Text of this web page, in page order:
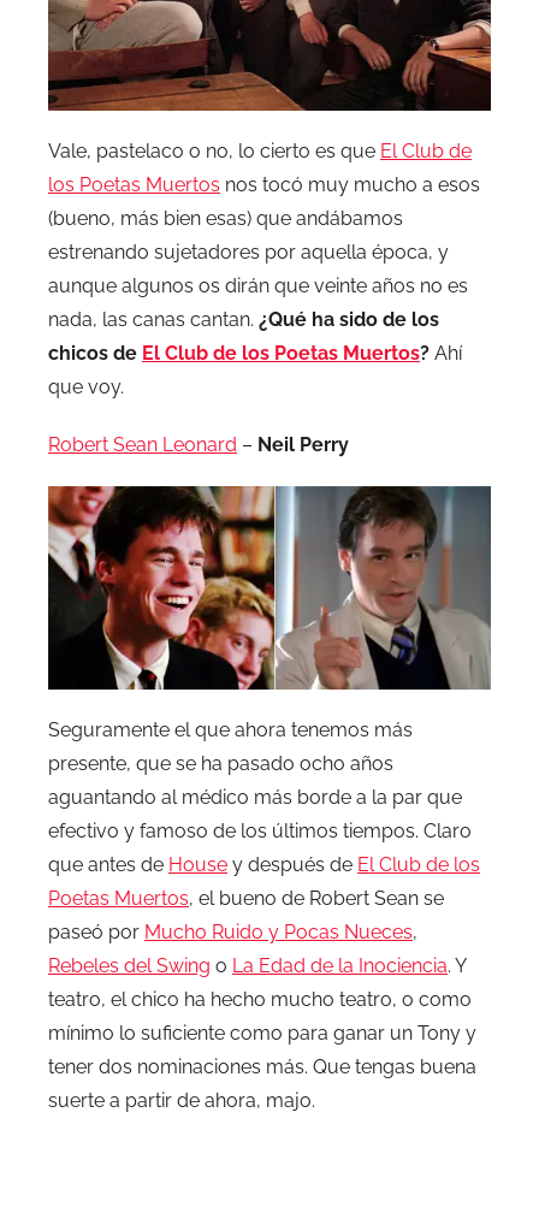
Vale, pastelaco o no, lo cierto es que El Club de
los Poetas Muertos nos tocó muy mucho a esos
(bueno, más bien esas) que andábamos
estrenando sujetadores por aquella época, y
aunque algunos os dirán que veinte años no es
nada, las canas cantan. ¿Qué ha sido de los
chicos de El Club de los Poetas Muertos? Ahí
que voy.
Robert Sean Leonard – Neil Perry
Seguramente el que ahora tenemos más
presente, que se ha pasado ocho años
aguantando al médico más borde a la par que
efectivo y famoso de los últimos tiempos. Claro
que antes de House y después de El Club de los
Poetas Muertos, el bueno de Robert Sean se
paseó por Mucho Ruido y Pocas Nueces,
Rebeles del Swing o La Edad de la Inociencia. Y
teatro, el chico ha hecho mucho teatro, o como
mínimo lo suficiente como para ganar un Tony y
tener dos nominaciones más. Que tengas buena
suerte a partir de ahora, majo.